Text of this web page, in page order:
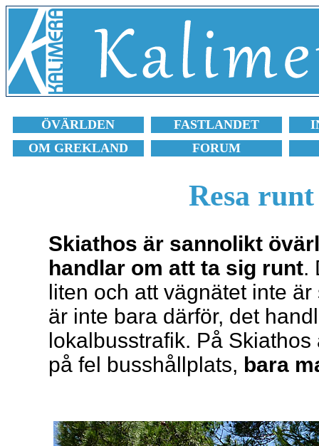
ÖVÄRLDEN FASTLANDET
OM GREKLAND
FORUM
Resa
Skiathos är sannolikt
handlar om att ta sig runt.
liten och att vägnätet inte
är inte bara därför, det
lokalbusstrafik. På
på fel busshållplats, bara